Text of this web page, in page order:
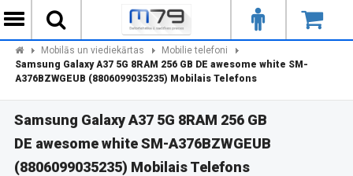
Mobilās un viediekārtas
Mobilie telefoni
Samsung Galaxy A37 5G 8RAM 256 GB DE awesome white SM-
A376BZWGEUB (8806099035235) Mobilais Telefons
Samsung Galaxy A37 5G 8RAM 256 GB
DE awesome white SM-A376BZWGEUB
(8806099035235) Mobilais Telefons